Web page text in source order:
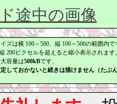
途中の画像
ズは横 100～500、縦 100～500の範囲内で
200ピクセルを超えると縮小表示されます
容量は500kBです。
しておかないと続きは描けません（たぶ